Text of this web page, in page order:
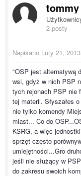
tommy
2 posty
Napisano Luty 21, 2013
"OSP jest alternatywą
wsi, gdyż w nich PSP
tych rejonach PSP nie
tej materii. Słyszałes
nie tylko komendy
miast... Co do
KSRG, a więc
sprzęt często
umiejętności...Gro
jeśli nie służący w
do zakresu swoich